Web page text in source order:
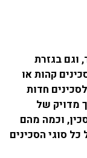
וגם בגזרת
קהות או
חדות
מדויק של
וכמה מהם
סוגי הסכינים